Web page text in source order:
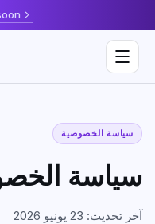
سياسة الخصوصية
سياسة
آخر تحديث: 23 يونيو 2026